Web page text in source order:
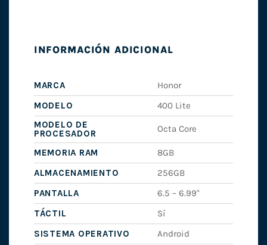
INFORMACIÓN ADICIONAL
MARCA
Honor
MODELO
400 Lite
MODELO DE
PROCESADOR
Octa Core
MEMORIA RAM
8GB
ALMACENAMIENTO
256GB
PANTALLA
6.5 – 6.99"
TÁCTIL
Sí
SISTEMA OPERATIVO
Android